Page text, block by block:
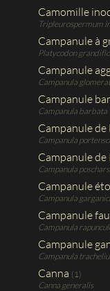
Camomille
Tripleurospermum
Campanule à
Platycodon
Campanule
Campanula
Campanule
Campanula barbata
Campanule
Campanula
Campanule
Campanula
Campanule
Campanula
Campanule
Campanula
Campanule
Campanula
Canna (1)
Canna generalis